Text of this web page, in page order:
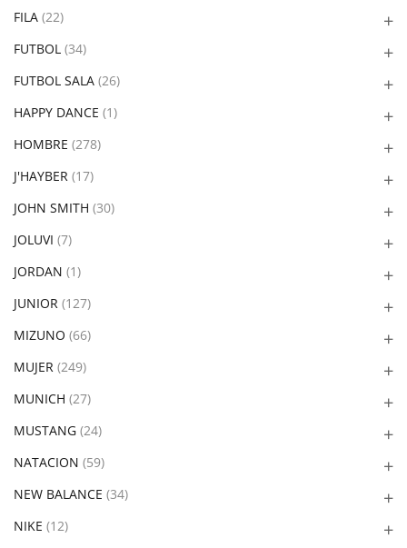
FILA (22)
FUTBOL (34)
FUTBOL SALA (26)
HAPPY DANCE (1)
HOMBRE (278)
J'HAYBER (17)
JOHN SMITH (30)
JOLUVI (7)
JORDAN (1)
JUNIOR (127)
MIZUNO (66)
MUJER (249)
MUNICH (27)
MUSTANG (24)
NATACION (59)
NEW BALANCE (34)
NIKE (12)